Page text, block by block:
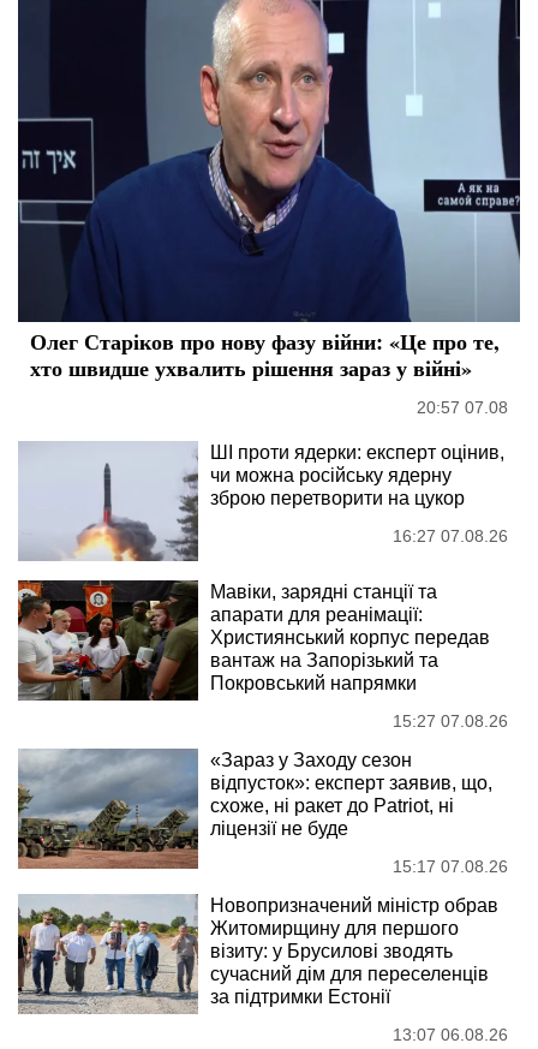
Олег Старіков про нову фазу війни: «Це про те,
хто швидше ухвалить рішення зараз у війні»
20:57 07.08
ШІ проти ядерки: експерт оцінив,
чи можна російську ядерну
зброю перетворити на цукор
16:27 07.08.26
Мавіки, зарядні станції та
апарати для реанімації:
Християнський корпус передав
вантаж на Запорізький та
Покровський напрямки
15:27 07.08.26
«Зараз у Заходу сезон
відпусток»: експерт заявив, що,
схоже, ні ракет до Patriot, ні
ліцензії не буде
15:17 07.08.26
Новопризначений міністр обрав
Житомирщину для першого
візиту: у Брусилові зводять
сучасний дім для переселенців
за підтримки Естонії
13:07 06.08.26